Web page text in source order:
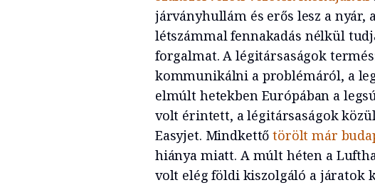
járványhullám és erős lesz a nyár,
létszámmal fennakadás nélkül
forgalmat. A légitársaságok
kommunikálni a problémáról, a
elmúlt hetekben Európában a
volt érintett, a légitársaságok
Easyjet. Mindkettőtörölt már
hiánya miatt. A múlt héten a
volt elég földi kiszolgáló a járatok